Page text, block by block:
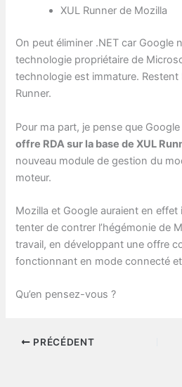
XUL Runner de Mozilla
On peut éliminer .NET car Google
technologie propriétaire de
technologie est immature. Restent
Runner.
Pour ma part, je pense que
offre RDA sur la base de XUL
nouveau module de gestion du
moteur.
Mozilla et Google auraient en effet
tenter de contrer l’hégémonie de
travail, en développant une offre
fonctionnant en mode connecté
Qu’en pensez-vous ?
PRÉCÉDENT